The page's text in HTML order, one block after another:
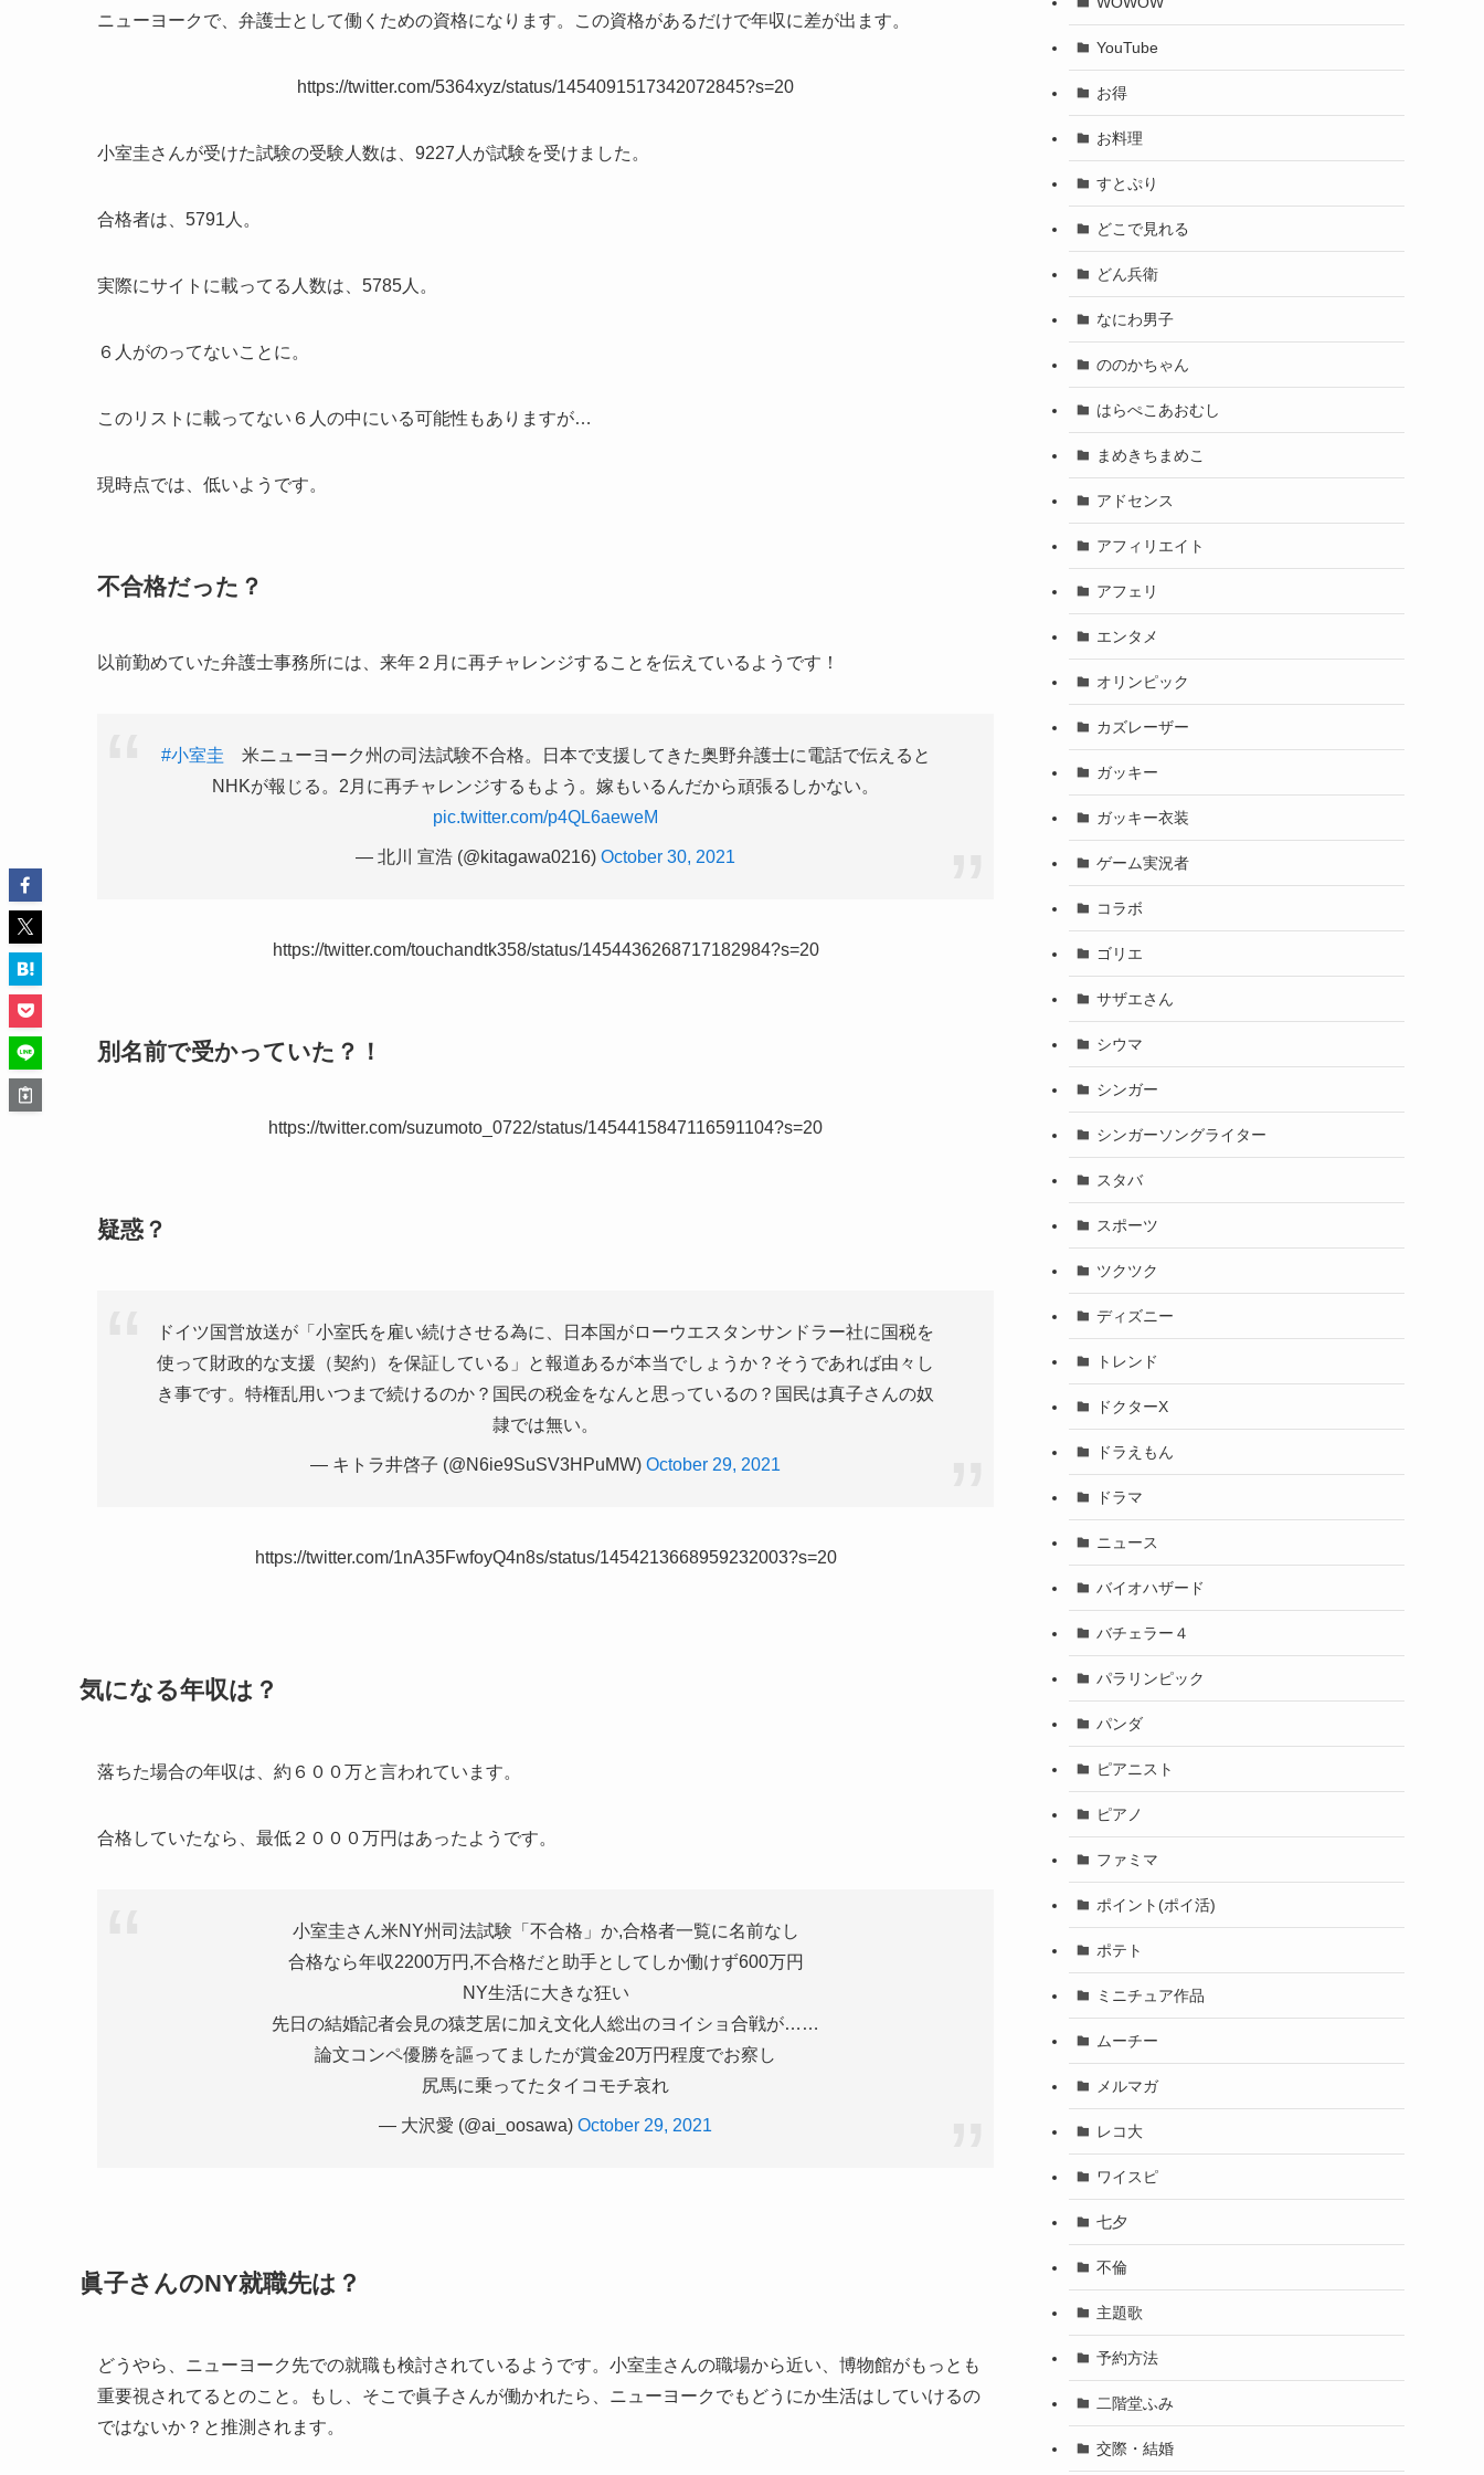
ニューヨークで、弁護士として働くための資格になります。この資格があるだけで年収に差が出ます。
https://twitter.com/5364xyz/status/1454091517342072845?s=20
小室圭さんが受けた試験の受験人数は、9227人が試験を受けました。
合格者は、5791人。
実際にサイトに載ってる人数は、5785人。
６人がのってないことに。
このリストに載ってない６人の中にいる可能性もありますが…
現時点では、低いようです。
不合格だった？
以前勤めていた弁護士事務所には、来年２月に再チャレンジすることを伝えているようです！
#小室圭 米ニューヨーク州の司法試験不合格。日本で支援してきた奥野弁護士に電話で伝えると
NHKが報じる。2月に再チャレンジするもよう。嫁もいるんだから頑張るしかない。
pic.twitter.com/p4QL6aeweM
— 北川 宣浩 (@kitagawa0216) October 30, 2021
https://twitter.com/touchandtk358/status/1454436268717182984?s=20
別名前で受かっていた？！
https://twitter.com/suzumoto_0722/status/1454415847116591104?s=20
疑惑？
ドイツ国営放送が「小室氏を雇い続けさせる為に、日本国がローウエスタンサンドラー社に国税を
使って財政的な支援（契約）を保証している」と報道あるが本当でしょうか？そうであれば由々し
き事です。特権乱用いつまで続けるのか？国民の税金をなんと思っているの？国民は真子さんの奴
隷では無い。
— キトラ井啓子 (@N6ie9SuSV3HPuMW) October 29, 2021
https://twitter.com/1nA35FwfoyQ4n8s/status/1454213668959232003?s=20
気になる年収は？
落ちた場合の年収は、約６００万と言われています。
合格していたなら、最低２０００万円はあったようです。
小室圭さん米NY州司法試験「不合格」か,合格者一覧に名前なし
合格なら年収2200万円,不合格だと助手としてしか働けず600万円
NY生活に大きな狂い
先日の結婚記者会見の猿芝居に加え文化人総出のヨイショ合戦が……
論文コンペ優勝を謳ってましたが賞金20万円程度でお察し
尻馬に乗ってたタイコモチ哀れ
— 大沢愛 (@ai_oosawa) October 29, 2021
眞子さんのNY就職先は？
どうやら、ニューヨーク先での就職も検討されているようです。小室圭さんの職場から近い、博物館がもっとも
重要視されてるとのこと。もし、そこで眞子さんが働かれたら、ニューヨークでもどうにか生活はしていけるの
ではないか？と推測されます。
YouTube
お得
お料理
すとぷり
どこで見れる
どん兵衛
なにわ男子
ののかちゃん
はらぺこあおむし
まめきちまめこ
アドセンス
アフィリエイト
アフェリ
エンタメ
オリンピック
カズレーザー
ガッキー
ガッキー衣装
ゲーム実況者
コラボ
ゴリエ
サザエさん
シウマ
シンガー
シンガーソングライター
スタバ
スポーツ
ツクツク
ディズニー
トレンド
ドクターX
ドラえもん
ドラマ
ニュース
バイオハザード
バチェラー４
パラリンピック
パンダ
ピアニスト
ピアノ
ファミマ
ポイント(ポイ活)
ポテト
ミニチュア作品
ムーチー
メルマガ
レコ大
ワイスピ
七夕
不倫
主題歌
予約方法
二階堂ふみ
交際・結婚